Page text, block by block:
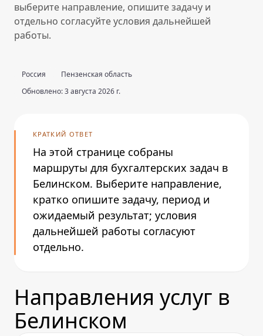
выберите направление, опишите задачу и
отдельно согласуйте условия дальнейшей
работы.
Россия
Пензенская область
Обновлено: 3 августа 2026 г.
КРАТКИЙ ОТВЕТ
На этой странице собраны
маршруты для бухгалтерских задач в
Белинском. Выберите направление,
кратко опишите задачу, период и
ожидаемый результат; условия
дальнейшей работы согласуют
отдельно.
Направления услуг в
Белинском